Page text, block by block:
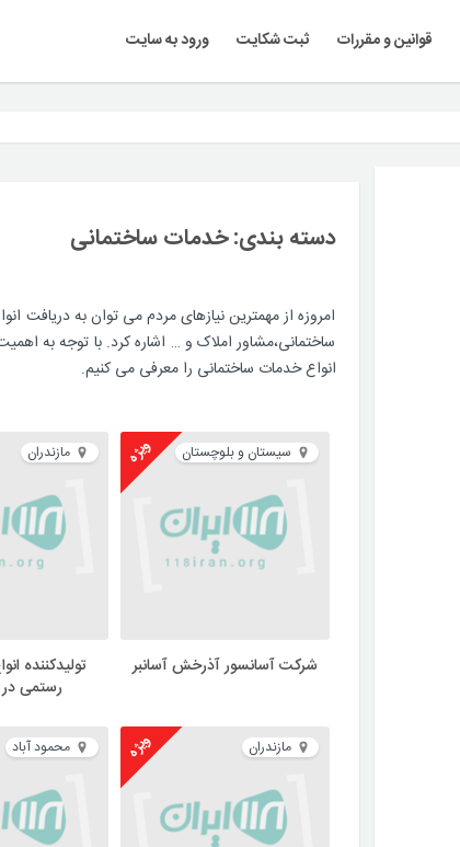
قوانین و مقررات ثبت شکایت ورود به سایت
دسته بندی:خدمات ساختمانی
امروزه از مهمترین نیازهای مردم می توان به دریافت
ساختمانی،مشاور املاک و … اشاره کرد. با توجه به
انواع خدمات ساختمانی را معرفی می کنیم.
سیستان و بلوچستان ویژه
شرکت آسانسور آذرخش آسانبر
مازندران
تولیدکننده
رستمی
مازندران ویژه محمود آباد